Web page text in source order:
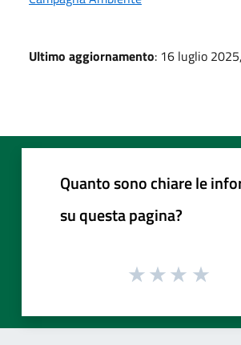
Ultimo aggiornamento: 16 luglio
Quanto sono chiare le
su questa pagina?